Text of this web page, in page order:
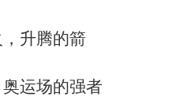
升腾的箭
运场的强者